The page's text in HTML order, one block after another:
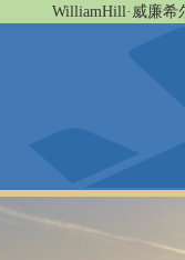
WilliamHill·威廉希